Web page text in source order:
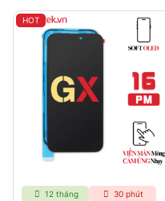
HOT
12 tháng 30 phút